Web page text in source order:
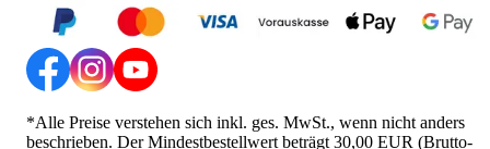
*Alle Preise verstehen sich inkl. ges. MwSt., wenn nicht anders
beschrieben. Der Mindestbestellwert beträgt 30,00 EUR (Brutto-